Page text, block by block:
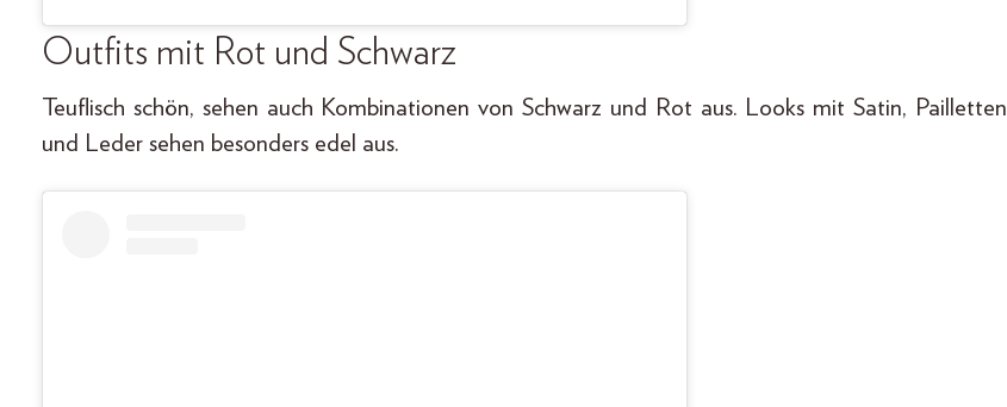
Outfits mit Rot und Schwarz
Teuflisch schön, sehen auch Kombinationen von Schwarz und Rot aus. Looks mit Satin, Pailletten
und Leder sehen besonders edel aus.